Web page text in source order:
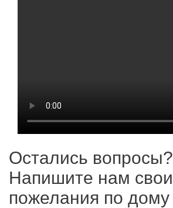
Остались вопросы?
Напишите нам свои
пожелания по дому